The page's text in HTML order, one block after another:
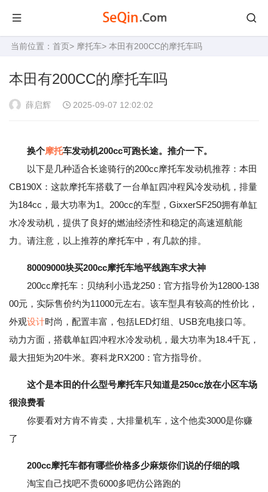
当前位置： 首页> 摩托车> 本田有200CC的摩托车吗
本田有200CC的摩托车吗
薛启辉 2025-09-07 12:02:02
换个摩托车发动机200cc可跑长途。推介一下。
以下是几种适合长途骑行的200cc摩托车发动机推荐：本田
CB190X：这款摩托车搭载了一台单缸四冲程风冷发动机，排量
为184cc，最大功率为1。200cc的车型，GixxerSF250拥有单缸
水冷发动机，提供了良好的燃油经济性和稳定的高速巡航能
力。请注意，以上推荐的摩托车中，有几款的排。
80009000块买200cc摩托车地平线跑车求大神
200cc摩托车：贝纳利小迅龙250：官方指导价为12800-138
00元，实际售价约为11000元左右。该车型具有较高的性价比，
外观设计时尚，配置丰富，包括LED灯组、USB充电接口等。
动力方面，搭载单缸四冲程水冷发动机，最大功率为18.4千瓦，
最大扭矩为20牛米。赛科龙RX200：官方指导价。
这个是本田的什么型号摩托车只知道是250cc放在小区车场
很浪费看
你要看对方肯不肯卖，大排量机车，这个他卖3000是你赚
了
200cc摩托车都有哪些价格多少麻烦你们说的仔细的哦
淘宝自己找吧不贵6000多吧仿公路跑的